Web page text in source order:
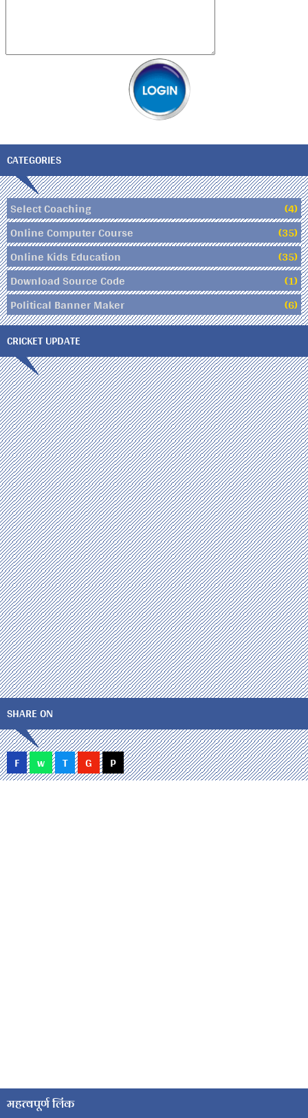
CATEGORIES
Select Coaching
(4)
Online Computer Course
(35)
Online Kids Education
(35)
Download Source Code
(1)
Political Banner Maker
(6)
CRICKET UPDATE
SHARE ON
F w T G P
महत्वपूर्ण लिंक